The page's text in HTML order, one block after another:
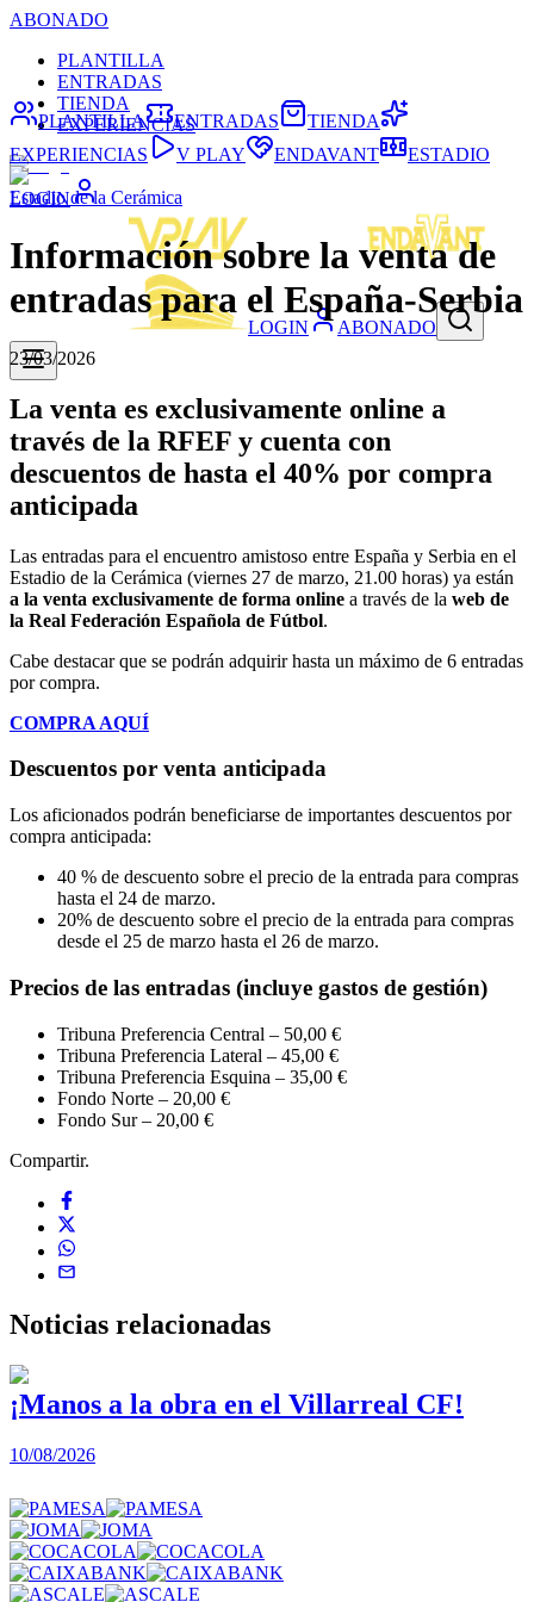
ABONADO
PLANTILLA
ENTRADAS
TIENDA
EXPERIENCIAS
LOGIN
LOGIN ABONADO
PLANTILLA ENTRADAS
TIENDA
EXPERIENCIAS
V PLAY ENDAVANT ESTADIO
Estadio de la Cerámica
Información sobre la venta de
entradas para el España-Serbia
23/03/2026
La venta es exclusivamente online a
través de la RFEF y cuenta con
descuentos de hasta el 40% por compra
anticipada
Las entradas para el encuentro amistoso entre España y Serbia en el
Estadio de la Cerámica (viernes 27 de marzo, 21.00 horas) ya están
a la venta exclusivamente de forma online a través de la web de
la Real Federación Española de Fútbol.
Cabe destacar que se podrán adquirir hasta un máximo de 6 entradas
por compra.
COMPRA AQUÍ
Descuentos por venta anticipada
Los aficionados podrán beneficiarse de importantes descuentos por
compra anticipada:
40 % de descuento sobre el precio de la entrada para compras
hasta el 24 de marzo.
20% de descuento sobre el precio de la entrada para compras
desde el 25 de marzo hasta el 26 de marzo.
Precios de las entradas (incluye gastos de gestión)
Tribuna Preferencia Central – 50,00 €
Tribuna Preferencia Lateral – 45,00 €
Tribuna Preferencia Esquina – 35,00 €
Fondo Norte – 20,00 €
Fondo Sur – 20,00 €
Compartir.
Noticias relacionadas
¡Manos a la obra en el Villarreal CF!
10/08/2026